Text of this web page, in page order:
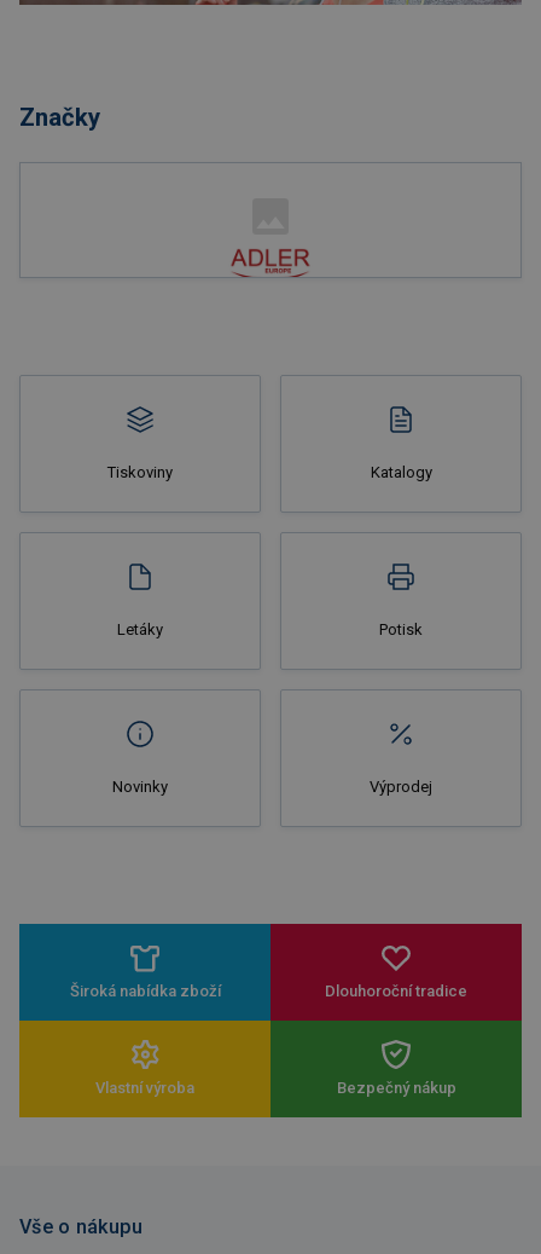
Značky
Tiskoviny Katalogy
Letáky Potisk
Novinky Výprodej
Široká nabídka zboží Dlouhoroční tradice
Vlastní výroba Bezpečný nákup
Vše o nákupu